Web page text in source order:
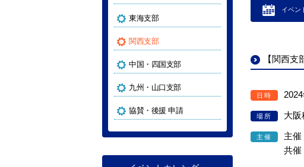
イベン
【関西
日時
場所 大
主催
主
共
東海支部
関西支部
中国・四国支部
九州・山口支部
協賛・後援 申請